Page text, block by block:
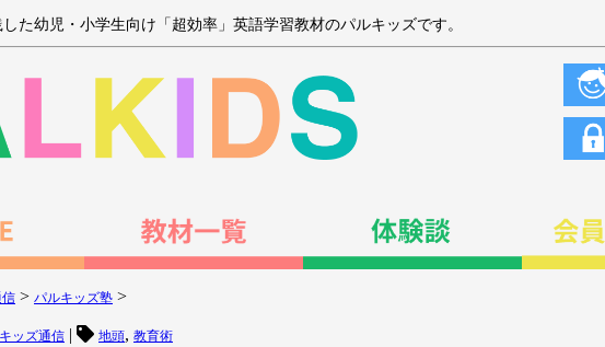
た幼児・小学生向け「超効率」英語学習教材のパルキッズです。
> パルキッズ塾 >
ッズ通信 | 地頭, 教育術